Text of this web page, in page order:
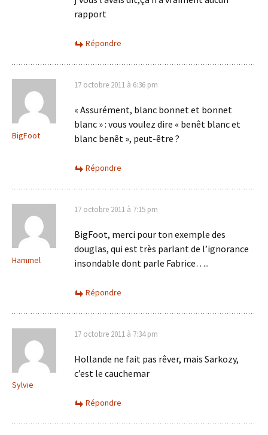
rapport
Répondre
BigFoot
17 octobre 2011 à 6:36 pm
« Assurément, blanc bonnet et bonnet
blanc » : vous voulez dire « benêt blanc et
blanc benêt », peut-être ?
Répondre
Hammel
17 octobre 2011 à 7:15 pm
BigFoot, merci pour ton exemple des
douglas, qui est très parlant de l’ignorance
insondable dont parle Fabrice…..
Répondre
Sylvie
17 octobre 2011 à 7:34 pm
Hollande ne fait pas rêver, mais Sarkozy,
c’est le cauchemar
Répondre